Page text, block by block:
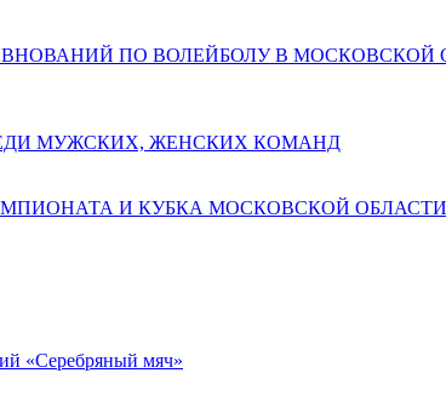
ПО ВОЛЕЙБОЛУ В МОСКОВСКОЙ
МУЖСКИХ, ЖЕНСКИХ КОМАНД
И КУБКА МОСКОВСКОЙ
«Серебряный мяч»